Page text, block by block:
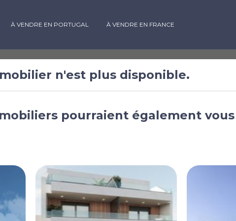
À VENDRE EN PORTUGAL À VENDRE EN FRANCE
à
Salinas
de Valence,
n'est plus disponible.
pourraient également